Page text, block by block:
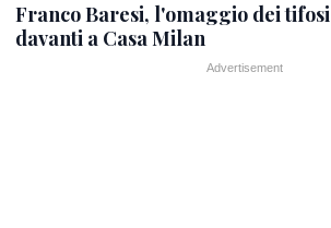
Franco Baresi, l'omaggio dei tifosi
davanti a Casa Milan